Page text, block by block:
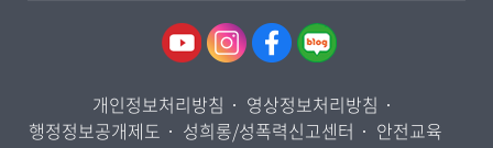
무역학과
울산지역대학
경기지역대학
강원지역대학
충북지역대학
국제협력단
산학협력단
개인정보처리방침
영상정보처리방침
행정정보공개제도
성희롱/성폭력신고센터 안전교육